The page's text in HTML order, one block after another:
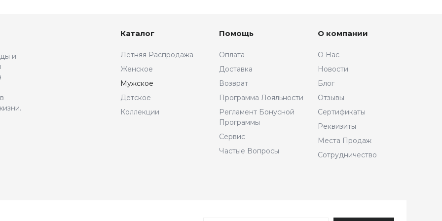
и
Каталог
Летняя Распродажа
Женское
Мужское
Детское
Коллекции
Помощь
Оплата
Доставка
Возврат
Программа Лояльности
Регламент Бонусной
Программы
Сервис
Частые Вопросы
О компании
О Нас
Новости
Блог
Отзывы
Сертификаты
Реквизиты
Места Продаж
Сотрудничество